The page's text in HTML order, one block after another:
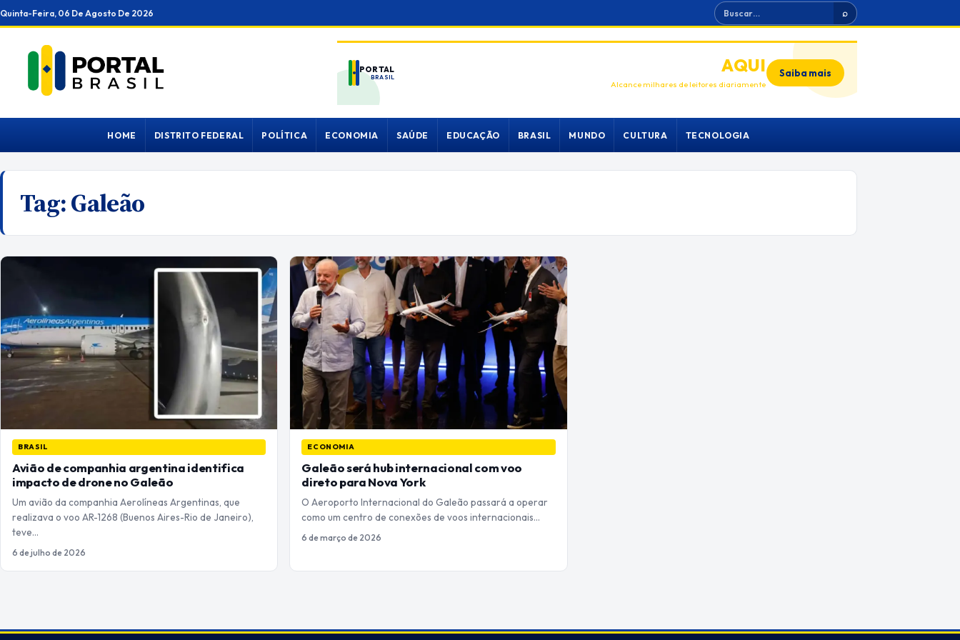
Ir
para
conteúdo
Quinta-Feira, 06 De Agosto De 2026 Buscar ⌕
PORTAL
BRASIL
ANUNCIEAQUI
Alcance milhares de leitores diariamente
Saiba mais
HOME DISTRITO FEDERAL POLÍTICA ECONOMIA SAÚDE EDUCAÇÃO BRASIL MUNDO CULTURA TECNOLOGIA
Tag:Galeão
BRASIL
Avião de companhia argentina identifica
impacto de drone no Galeão
Um avião da companhia Aerolíneas Argentinas, que
realizava o voo AR-1268 (Buenos Aires-Rio de Janeiro),
teve…
6 de julho de 2026
ECONOMIA
Galeão será hub internacional com voo
direto para Nova York
O Aeroporto Internacional do Galeão passará a operar
como um centro de conexões de voos internacionais…
6 de março de 2026